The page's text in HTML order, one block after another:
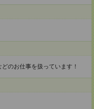
のお仕事を扱っています！